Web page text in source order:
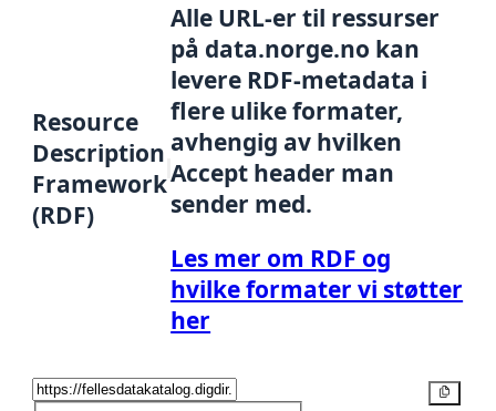
Resource
Description
Framework
(RDF)
Alle URL-er til ressurser
på data.norge.no kan
levere RDF-metadata i
flere ulike formater,
avhengig av hvilken
Accept header man
sender med.
Les mer om RDF og
hvilke formater vi støtter
her